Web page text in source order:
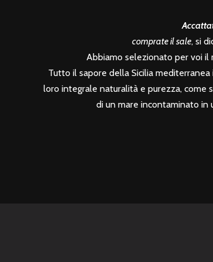
comprate il sale, si
Abbiamo selezionato per voi il
Tutto il sapore della Sicilia
loro integrale naturalità e purezza, come
di un mare incontaminato in